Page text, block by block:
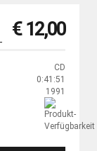
€ 12,00
CD
0:41:51
1991